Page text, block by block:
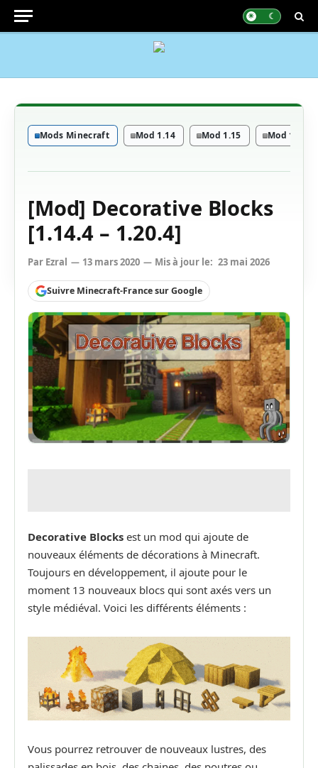
Mods Minecraft Mod 1.14 Mod 1.15 Mod 1.16 -
[Mod] Decorative Blocks
[1.14.4 – 1.20.4]
Par Ezral 13 mars 2020 Mis à jour le: 23 mai 2026
Suivre Minecraft-France sur Google
Decorative Blocks est un mod qui ajoute de
nouveaux éléments de décorations à Minecraft.
Toujours en développement, il ajoute pour le
moment 13 nouveaux blocs qui sont axés vers un
style médiéval. Voici les différents éléments :
Vous pourrez retrouver de nouveaux lustres, des